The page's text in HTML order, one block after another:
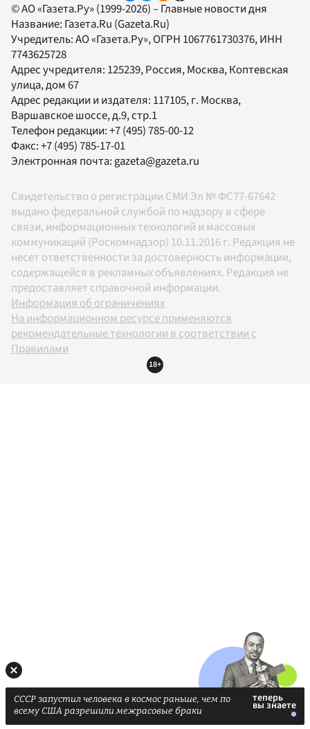
© АО «Газета.Ру» (1999-2026) – Главные новости дня
Название: Газета.Ru (Gazeta.Ru)
Учредитель:АО «Газета.Ру», ОГРН 1067761730376, ИНН
7743625728
Адрес учредителя: 125239, Россия, Москва, Коптевская
улица, дом 67
Адрес редакции и издателя: 117105, г. Москва,
Варшавское шоссе, д.9, стр.1
Телефон редакции:+7 (495) 785-00-12
Факс:+7 (495) 785-17-01
Электронная почта:gazeta@gazeta.ru
Свидетельство о регистрации СМИ Эл № ФС77-67642
выдано федеральной службой по надзору в сфере
связи, информационных технологий и массовых
коммуникаций (Роскомнадзор) 10.11.2016 г. Редакция не
несет ответственности за достоверность информации,
содержащейся в рекламных объявлениях. Редакция не
предоставляет справочной информации.
Информация об ограничениях
На информационном ресурсе применяются
рекомендательные технологии в соответствии с
Правилами
18+
СССР запустил человека в космос раньше, чем по
всему США разрешили межрасовые браки